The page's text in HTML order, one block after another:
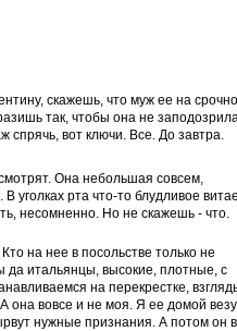
скажешь, что муж ее на
так, чтобы она не
спрячь, вот ключи. Все. До завтра.
Она небольшая совсем,
уголках рта что-то блудливое
несомненно. Но не скажешь - что.
на нее в посольстве только не
итальянцы, высокие, плотные, с
на перекрестке,
она вовсе и не моя. Я ее домой
нужные признания. А потом он в